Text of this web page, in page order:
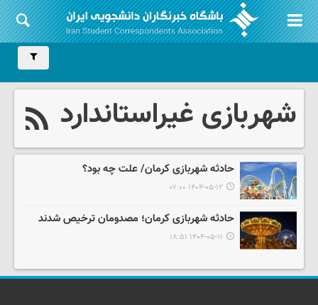
شهربازی غیراستاندارد
حادثه شهربازی کرمان/ علت چه بود؟
۱۴۰۴-۰۵-۱۲ ۰۷:۰۰
حادثه شهربازی کرمان؛ مصدومان ترخیص شدند
۱۴۰۴-۰۵-۱۱ ۱۸:۵۱